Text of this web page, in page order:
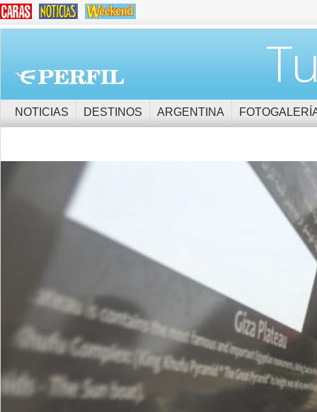
NOTICIAS DESTINOS ARGENTINA